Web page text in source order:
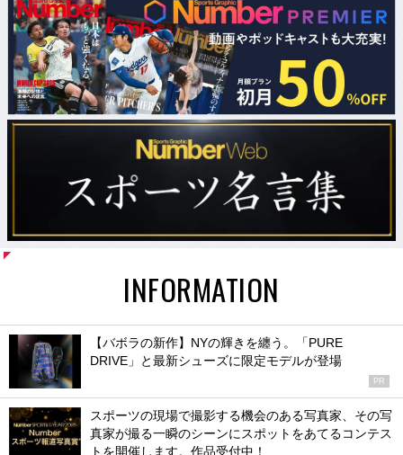
INFORMATION
【バボラの新作】NYの輝きを纏う。「PURE
DRIVE」と最新シューズに限定モデルが登場
PR
スポーツの現場で撮影する機会のある写真家、その写
真家が撮る一瞬のシーンにスポットをあてるコンテス
トを開催します。作品受付中！